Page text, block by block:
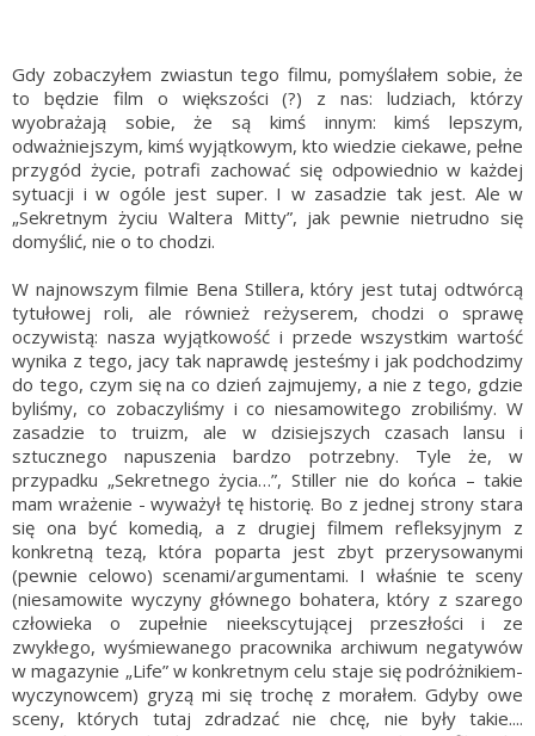
Gdy zobaczyłem zwiastun tego filmu, pomyślałem sobie, że
to będzie film o większości (?) z nas: ludziach, którzy
wyobrażają sobie, że są kimś innym: kimś lepszym,
odważniejszym, kimś wyjątkowym, kto wiedzie ciekawe, pełne
przygód życie, potrafi zachować się odpowiednio w każdej
sytuacji i w ogóle jest super. I w zasadzie tak jest. Ale w
„Sekretnym życiu Waltera Mitty”, jak pewnie nietrudno się
domyślić, nie o to chodzi.
W najnowszym filmie Bena Stillera, który jest tutaj odtwórcą
tytułowej roli, ale również reżyserem, chodzi o sprawę
oczywistą: nasza wyjątkowość i przede wszystkim wartość
wynika z tego, jacy tak naprawdę jesteśmy i jak podchodzimy
do tego, czym się na co dzień zajmujemy, a nie z tego, gdzie
byliśmy, co zobaczyliśmy i co niesamowitego zrobiliśmy. W
zasadzie to truizm, ale w dzisiejszych czasach lansu i
sztucznego napuszenia bardzo potrzebny. Tyle że, w
przypadku „Sekretnego życia…”, Stiller nie do końca – takie
mam wrażenie - wyważył tę historię. Bo z jednej strony stara
się ona być komedią, a z drugiej filmem refleksyjnym z
konkretną tezą, która poparta jest zbyt przerysowanymi
(pewnie celowo) scenami/argumentami. I właśnie te sceny
(niesamowite wyczyny głównego bohatera, który z szarego
człowieka o zupełnie nieekscytującej przeszłości i ze
zwykłego, wyśmiewanego pracownika archiwum negatywów
w magazynie „Life” w konkretnym celu staje się podróżnikiem-
wyczynowcem) gryzą mi się trochę z morałem. Gdyby owe
sceny, których tutaj zdradzać nie chcę, nie były takie....